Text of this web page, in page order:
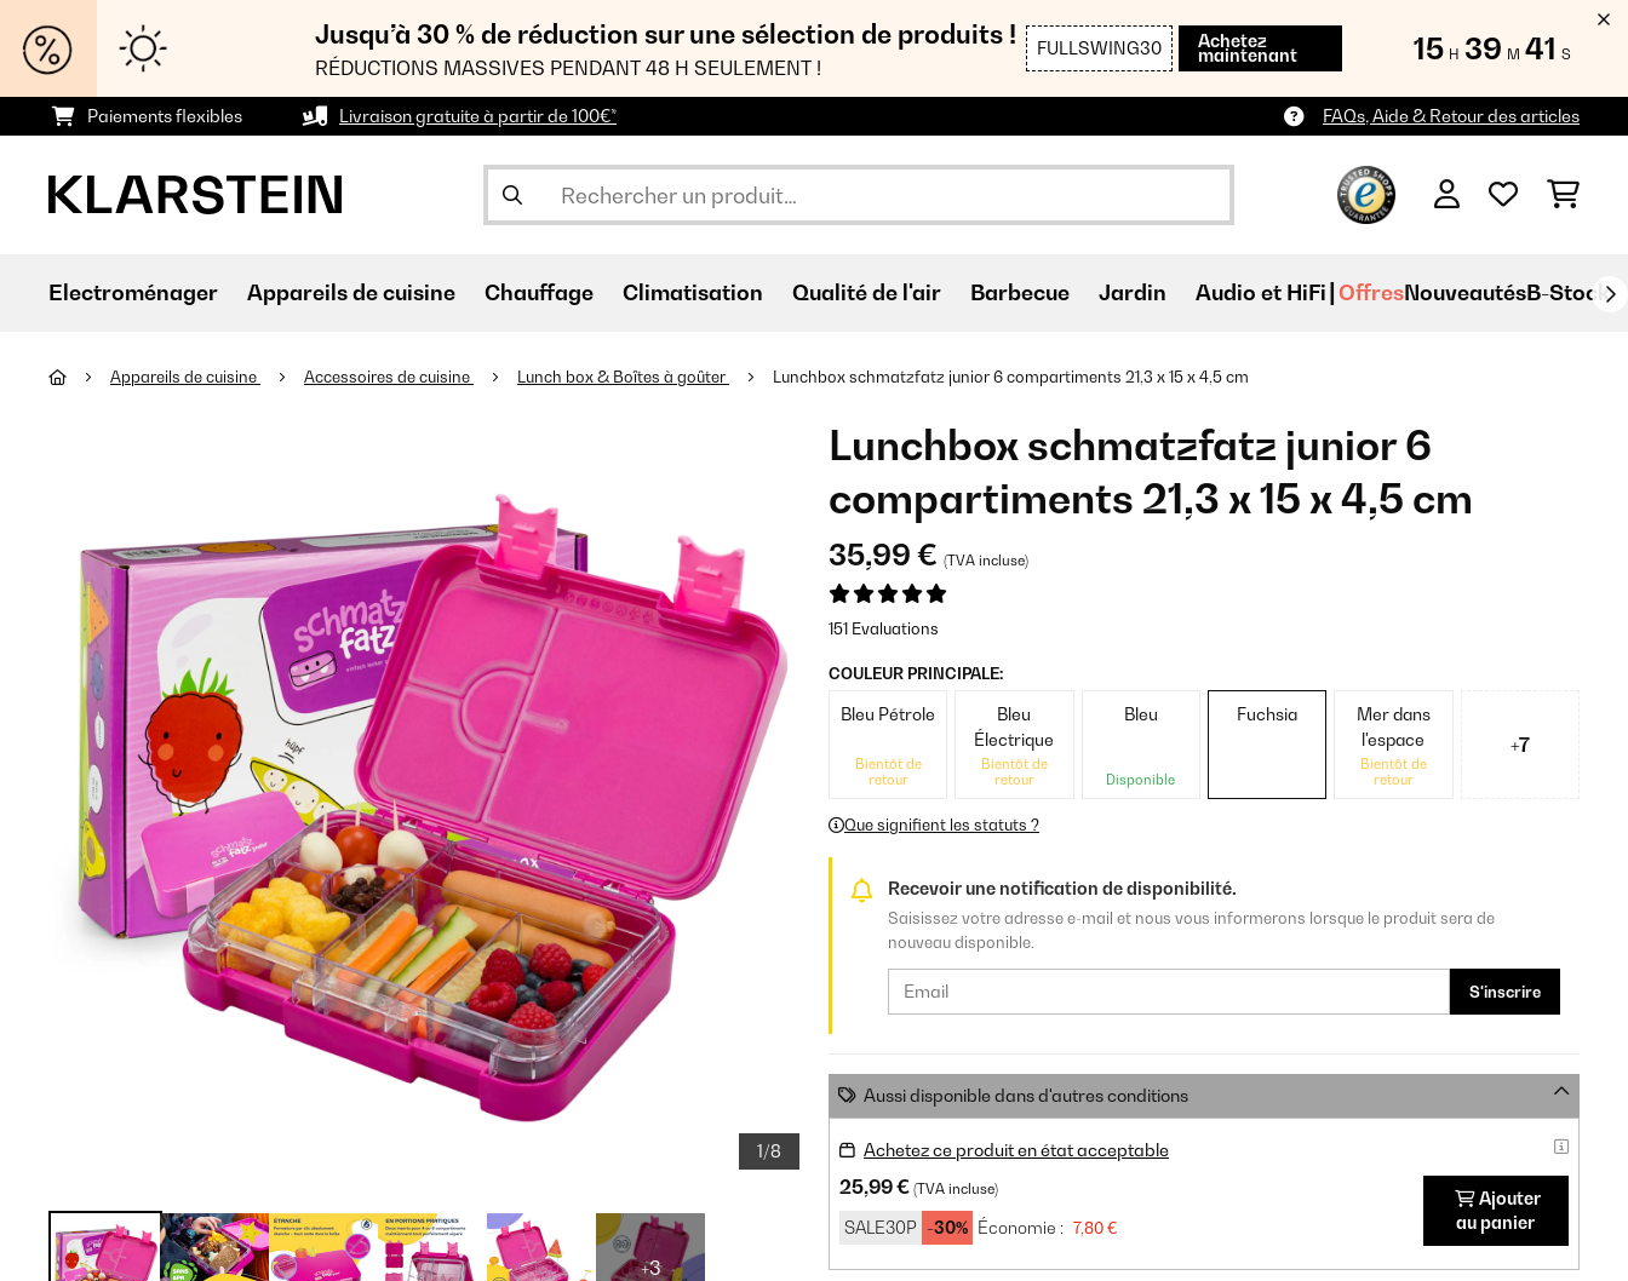
Jusqu’à 30 % de réduction sur une sélection de produits !
RÉDUCTIONS MASSIVES PENDANT 48 H SEULEMENT !
FULLSWING30 Achetez
maintenant 15 H 39 M 40 S
Paiements flexibles Livraison gratuite à partir de 100€* FAQs, Aide & Retour des articles
Electroménager Appareils de cuisine Chauffage Climatisation Qualité de l'air Barbecue Jardin Audio et HiFi OffresNouveautésB-Stock
Appareils de cuisine Accessoires de cuisine Lunch box & Boîtes à goûter Lunchbox schmatzfatz junior 6 compartiments 21,3 x 15 x 4,5 cm
1/8
+3
Lunchbox schmatzfatz junior 6
compartiments 21,3 x 15 x 4,5 cm
35,99 € (TVA incluse)
151 Evaluations
COULEUR PRINCIPALE:
Bleu Pétrole
Bientôt de
retour
Bleu
Électrique
Bientôt de
retour
Bleu
Disponible
Fuchsia
Mer dans
l'espace
Bientôt de
retour
+7
Que signifient les statuts ?
Recevoir une notification de disponibilité.
Saisissez votre adresse e-mail et nous vous informerons lorsque le produit sera de
nouveau disponible.
S'inscrire
Aussi disponible dans d'autres conditions
Achetez ce produit en état acceptable
25,99 € (TVA incluse)
SALE30P -30% Économie : 7,80 €
Ajouter
au panier